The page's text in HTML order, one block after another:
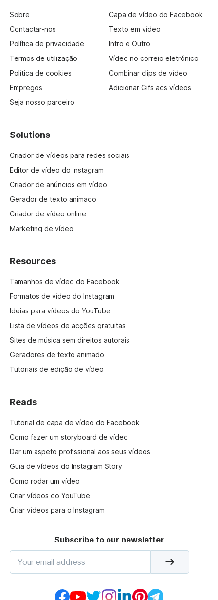
Sobre
Contactar-nos
Política de privacidade
Termos de utilização
Política de cookies
Empregos
Seja nosso parceiro
Capa de vídeo do Facebook
Texto em vídeo
Intro e Outro
Vídeo no correio eletrónico
Combinar clips de vídeo
Adicionar Gifs aos vídeos
Solutions
Criador de vídeos para redes sociais
Editor de vídeo do Instagram
Criador de anúncios em vídeo
Gerador de texto animado
Criador de vídeo online
Marketing de vídeo
Resources
Tamanhos de vídeo do Facebook
Formatos de vídeo do Instagram
Ideias para vídeos do YouTube
Lista de vídeos de acções gratuitas
Sites de música sem direitos autorais
Geradores de texto animado
Tutoriais de edição de vídeo
Reads
Tutorial de capa de vídeo do Facebook
Como fazer um storyboard de vídeo
Dar um aspeto profissional aos seus vídeos
Guia de vídeos do Instagram Story
Como rodar um vídeo
Criar vídeos do YouTube
Criar vídeos para o Instagram
Subscribe to our newsletter